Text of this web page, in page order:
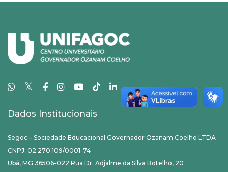
𝕏
Dados Institucionais
Segoc – Sociedade Educacional Governador Ozanam Coelho LTDA
CNPJ: 02.270.109/0001-74
Ubá, MG 36506-022 Rua Dr. Adjalme da Silva Botelho, 20